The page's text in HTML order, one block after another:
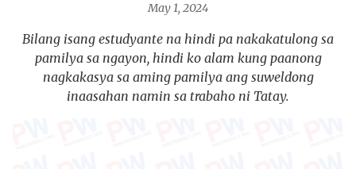
May 1, 2024
Bilang isang estudyante na hindi pa nakakatulong sa
pamilya sa ngayon, hindi ko alam kung paanong
nagkakasya sa aming pamilya ang suweldong
inaasahan namin sa trabaho ni Tatay.